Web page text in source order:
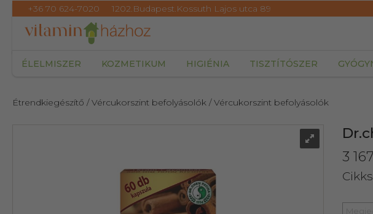
+36 70 624-7020 1202.Budapest.Kossuth Lajos utca 89
ÉLELMISZER KOZMETIKUM HIGIÉNIA TISZTÍTÓSZER
Étrendkiegészítő / Vércukorszint befolyásolók / Vércukorszint befolyásolók
3